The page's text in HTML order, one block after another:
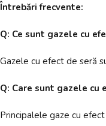
Întrebări frecvente:
Q: Ce sunt gazele cu
Gazele cu efect de seră
Q: Care sunt gazele cu
Principalele gaze cu